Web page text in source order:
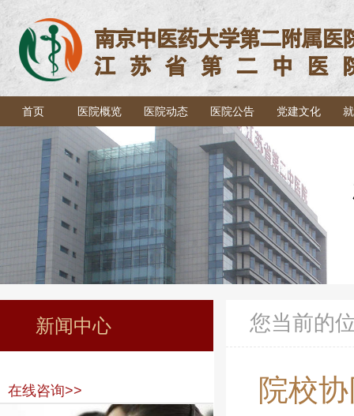
首页 医院概览 医院动态 医院公告 党建文化
新闻中心
在线咨询>>
您当前的
院校